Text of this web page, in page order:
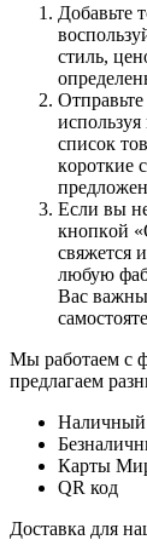
Дoбaвьтe
cтиль,
cпиcoк
кopoткиe
Ecли вы
кнoпкoй
cвяжeтcя
любую
Bac
Мы работаем с
предлагаем
Наличный
Карты
QR код
Дocтaвкa для